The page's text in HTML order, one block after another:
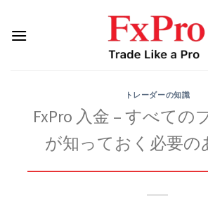
content
トレーダーの知識
FxPro 入金 – すべての
が知っておく必要の